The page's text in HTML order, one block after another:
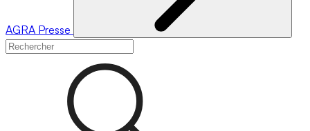
AGRA Presse